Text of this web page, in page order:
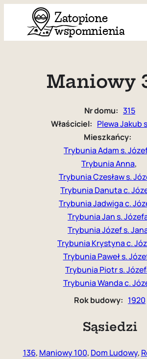
Maniowy
Nr domu: 315
Właściciel: Plewa Jakub
Mieszkańcy:
Trybunia Adam s.
Trybunia Anna,
Trybunia Czesław s.
Trybunia Danuta c.
Trybunia Jadwiga c.
Trybunia Jan s.
Trybunia Józef s.
Trybunia Krystyna c.
Trybunia Paweł s.
Trybunia Piotr s.
Trybunia Wanda c.
Rok budowy: 1920
Sąsiedzi
136, Maniowy 100, Dom Ludowy,